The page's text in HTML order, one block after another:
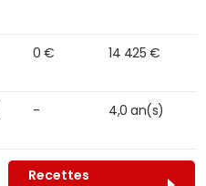
0 € 14 425 €
- 4,0 an(s)
Recettes